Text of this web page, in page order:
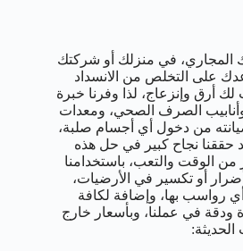
المجاري، في منزلك أو شركتك
على التخلص من الانسداد
أرق وإنزعاج، لذا وفرنا خبرة
الصرف الصحي، ومعدات
من دخول أي أجسام صلبة،
حققنا نجاح كبير في حل هذه
من الوقت والتعب، باستخدامنا
أو تكسير في الأرضيات،
رواسب بها، وإضافة لكافة
في عملنا، وبأسعار خارج